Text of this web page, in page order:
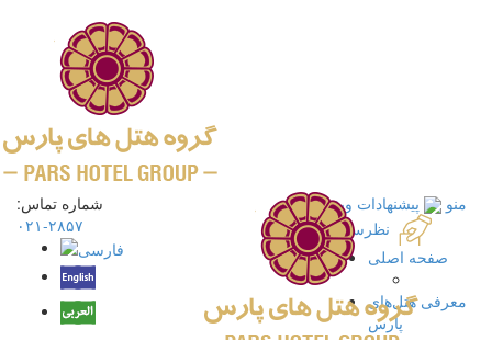
منو
پیشنهادات ویژه
نظرسنجی
صفحه اصلی
معرفی هتل‌های
پارس
شماره تماس:
۲۸۵۷-۰۲۱